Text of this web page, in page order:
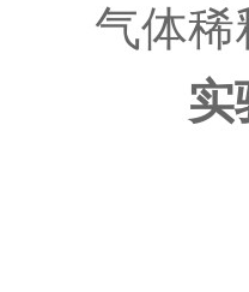
气体稀
实